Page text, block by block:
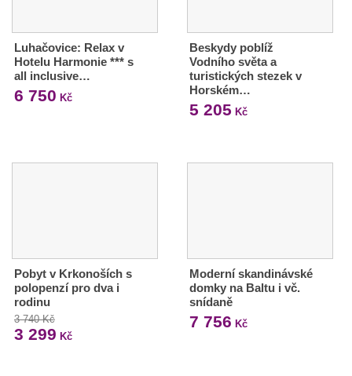
Luhačovice: Relax v
Hotelu Harmonie *** s
all inclusive…
6 750 Kč
Beskydy poblíž
Vodního světa a
turistických stezek v
Horském…
5 205 Kč
Pobyt v Krkonoších s
polopenzí pro dva i
rodinu
3 740 Kč
3 299 Kč
Moderní skandinávské
domky na Baltu i vč.
snídaně
7 756 Kč